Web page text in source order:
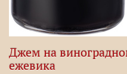
Джем на
ежевика